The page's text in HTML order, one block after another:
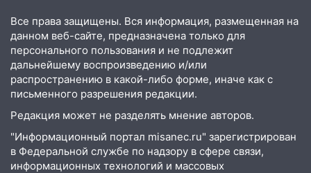
18:14 Прогноз погоды на 6 августа в
Ульяновской области
18:00 Мотофристайл, рок и силовой
экстрим: в Ульяновске пройдет
большой фестиваль «Наше время»
17:30
Где есть бензин в Ульяновске 5
августа после рабочего дня: список АЗС
17:05 «Обыск» по видеосвязи: в
Все права защищены. Вся информация, размещенная на
данном веб-сайте, предназначена только для
персонального пользования и не подлежит
дальнейшему воспроизведению и/или
распространению в какой-либо форме, иначе как с
письменного разрешения редакции.
Редакция может не разделять мнение авторов.
"Информационный портал misanec.ru" зарегистрирован
в Федеральной службе по надзору в сфере связи,
информационных технологий и массовых